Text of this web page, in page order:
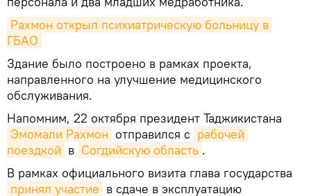
Рахмон открыл психиатрическую больницу в
ГБАО
Здание было построено в рамках проекта,
направленного на улучшение медицинского
обслуживания.
Напомним, 22 октября президент Таджикистана
Эмомали Рахмон отправился с рабочей
поездкой в Согдийскую область .
В рамках официального визита глава государства
принял участие в сдаче в эксплуатацию